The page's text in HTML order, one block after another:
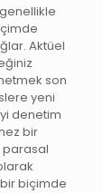
Aktüel
son
yeni
denetim
bir
parasal
bir biçimde